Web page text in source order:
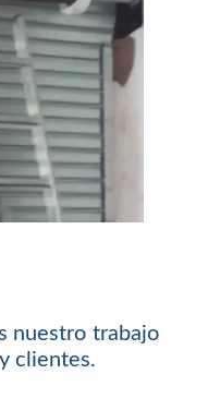
nuestro trabajo
clientes.